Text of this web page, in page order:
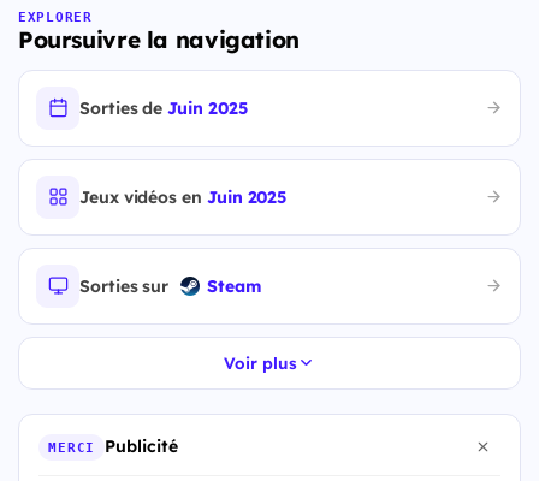
EXPLORER
Poursuivre la navigation
Sorties deJuin 2025
Jeux vidéos en Juin 2025
Sorties sur Steam
Voir plus
MERCI Publicité